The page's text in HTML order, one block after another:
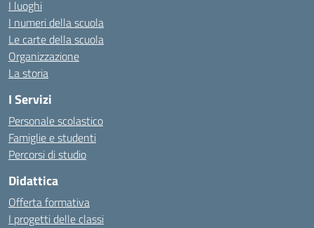
I luoghi
I numeri della scuola
Le carte della scuola
Organizzazione
La storia
I Servizi
Personale scolastico
Famiglie e studenti
Percorsi di studio
Didattica
Offerta formativa
I progetti delle classi